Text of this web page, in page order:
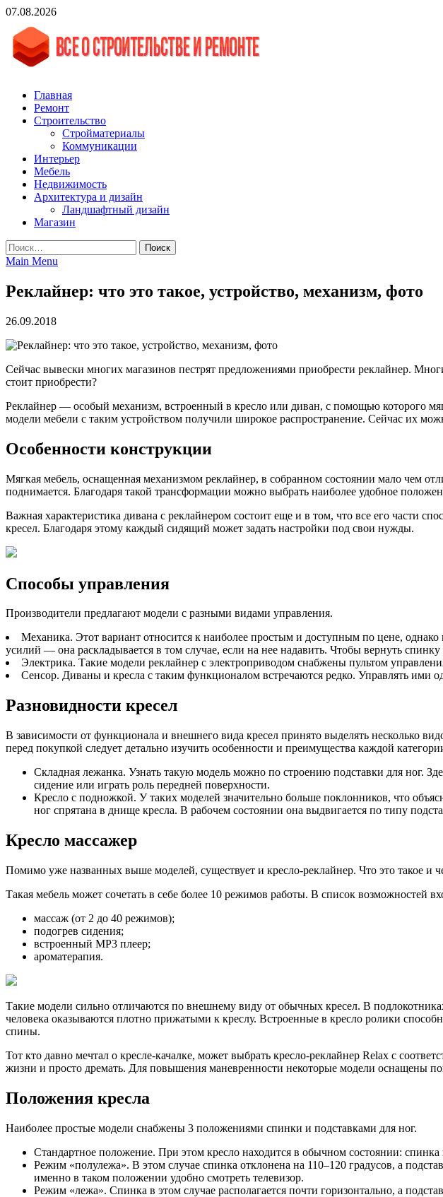
Skip
content
07.08.2026
vgasa.ru
Строительный журнал. Всё о строительстве и ремонтах
Главная
Ремонт
Строительство
Стройматериалы
Коммуникации
Интерьер
Мебель
Недвижимость
Архитектура и дизайн
Ландшафтный дизайн
Магазин
Найти:
Main Menu
Реклайнер: что это такое, устройство, механизм, фото
26.09.2018
Сейчас вывески многих магазинов пестрят предложениями приобрести реклайнер.
стоит приобрести?
Реклайнер — особый механизм, встроенный в кресло или диван, с помощью которого
модели мебели с таким устройством получили широкое распространение. Сейчас их
Особенности конструкции
Мягкая мебель, оснащенная механизмом реклайнер, в собранном состоянии мало чем
поднимается. Благодаря такой трансформации можно выбрать наиболее удобное
Важная характеристика дивана с реклайнером состоит еще и в том, что все его части
кресел. Благодаря этому каждый сидящий может задать настройки под свои нужды.
Способы управления
Производители предлагают модели с разными видами управления.
Механика. Этот вариант относится к наиболее простым и доступным по цене,
усилий — она раскладывается в том случае, если на нее надавить. Чтобы вернуть
Электрика. Такие модели реклайнер с электроприводом снабжены пультом
Сенсор. Диваны и кресла с таким функционалом встречаются редко. Управлять ими
Разновидности кресел
В зависимости от функционала и внешнего вида кресел принято выделять несколько
перед покупкой следует детально изучить особенности и преимущества каждой
Складная лежанка. Узнать такую модель можно по строению подставки для ног.
сидение или играть роль передней поверхности.
Кресло с подножкой. У таких моделей значительно больше поклонников, что
ног спрятана в днище кресла. В рабочем состоянии она выдвигается по типу
Кресло массажер
Помимо уже названных выше моделей, существует и кресло-реклайнер. Что это такое и
Такая мебель может сочетать в себе более 10 режимов работы. В список возможностей
массаж (от 2 до 40 режимов);
подогрев сидения;
встроенный MP3 плеер;
ароматерапия.
Такие модели сильно отличаются по внешнему виду от обычных кресел. В
человека оказываются плотно прижатыми к креслу. Встроенные в кресло ролики
спины.
Тот кто давно мечтал о кресле-качалке, может выбрать кресло-реклайнер Relax с
жизни и просто дремать. Для повышения маневренности некоторые модели оснащены
Положения кресла
Наиболее простые модели снабжены 3 положениями спинки и подставками для ног.
Стандартное положение. При этом кресло находится в обычном состоянии:
Режим «полулежа». В этом случае спинка отклонена на 110–120 градусов, а
именно в таком положении удобно смотреть телевизор.
Режим «лежа». Спинка в этом случае располагается почти горизонтально, а